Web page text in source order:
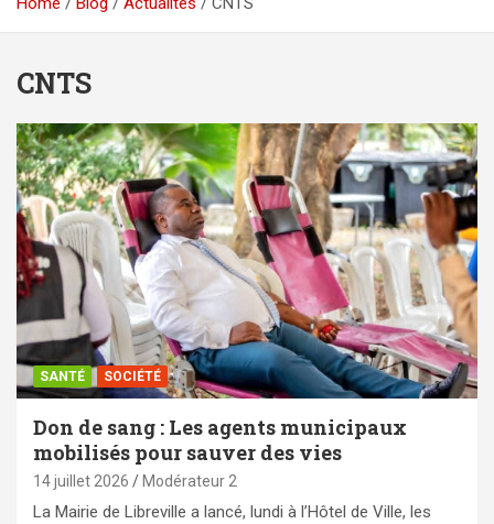
CNTS
SANTÉ SOCIÉTÉ
Don de sang : Les agents municipaux
mobilisés pour sauver des vies
14 juillet 2026 Modérateur 2
La Mairie de Libreville a lancé, lundi à l’Hôtel de Ville, les